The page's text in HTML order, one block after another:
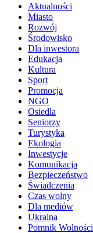
Aktualności
Miasto
Rozwój
Środowisko
Dla inwestora
Edukacja
Kultura
Sport
Promocja
NGO
Osiedla
Seniorzy
Turystyka
Ekologia
Inwestycje
Komunikacja
Bezpieczeństwo
Świadczenia
Czas wolny
Dla mediów
Ukraina
Pomnik Wolności